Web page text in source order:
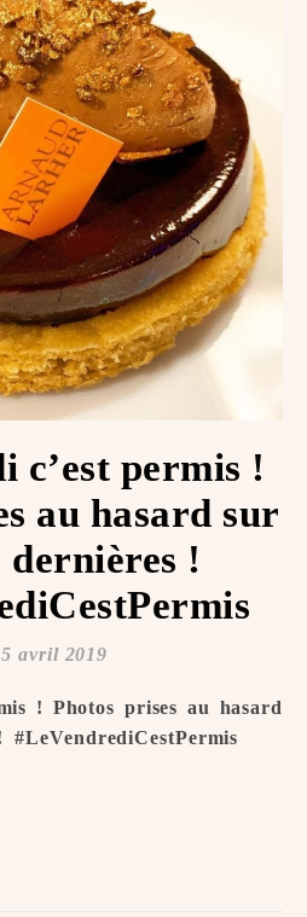
c’est permis !
au hasard sur
dernières !
avril 2019
#LeVendrediCestPermis